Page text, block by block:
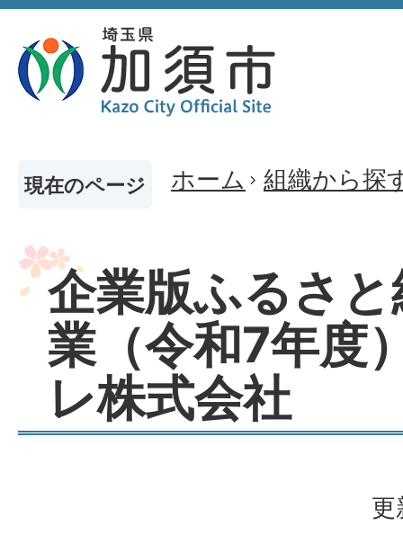
現在のページ ホーム 組織から探
企業版ふるさ
業（令和7年度
レ株式会社
更